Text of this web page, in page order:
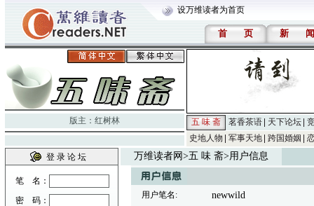
设万维读者为首页
首 页 新 闻
版主： 红树林 五 味 斋 茗香茶语 天下论坛
史地人物
军事天地 跨国婚姻
登 录 论 坛
笔 名：
密 码：
万维读者网 >五 味 斋>用户信息
用户笔名: newwild